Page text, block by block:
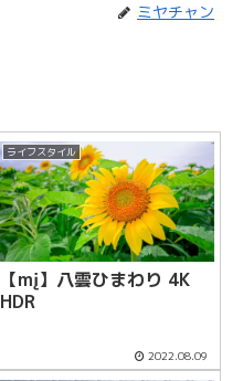
ミヤチャン
ライフスタイル
【mį】八雲ひまわり 4K
HDR
2022.08.09